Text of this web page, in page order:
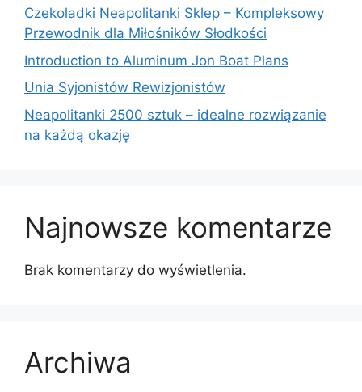
Czekoladki Neapolitanki Sklep – Kompleksowy
Przewodnik dla Miłośników Słodkości
Introduction to Aluminum Jon Boat Plans
Unia Syjonistów Rewizjonistów
Neapolitanki 2500 sztuk – idealne rozwiązanie
na każdą okazję
Najnowsze komentarze
Brak komentarzy do wyświetlenia.
Archiwa